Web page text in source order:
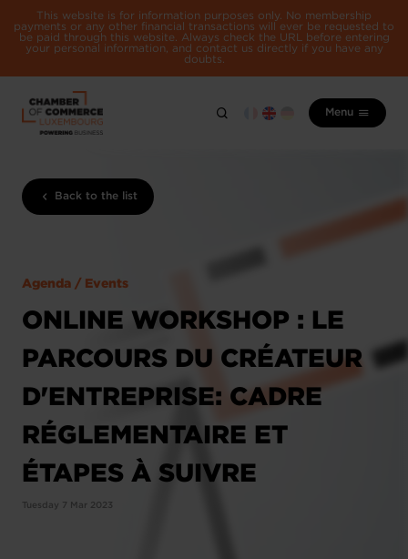
This website is for information purposes only. No membership
payments or any other financial transactions will ever be requested to
be paid through this website. Always check the URL before entering
your personal information, and contact us directly if you have any
doubts.
Menu
Back to the list
Agenda / Events
ONLINE WORKSHOP : LE
PARCOURS DU CRÉATEUR
D'ENTREPRISE: CADRE
RÉGLEMENTAIRE ET
ÉTAPES À SUIVRE
Tuesday 7 Mar 2023